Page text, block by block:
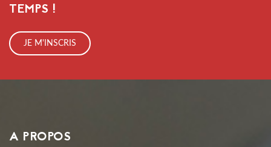
TEMPS !
JE M'INSCRIS
A PROPOS